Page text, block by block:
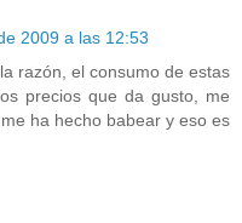
2009 a las 12:53
razón, el consumo de estas
precios que da gusto, me
ha hecho babear y eso es